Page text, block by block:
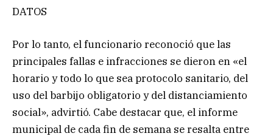
DATOS
Por lo tanto, el funcionario reconoció que las
principales fallas e infracciones se dieron en «el
horario y todo lo que sea protocolo sanitario, del
uso del barbijo obligatorio y del distanciamiento
social», advirtió. Cabe destacar que, el informe
municipal de cada fin de semana se resalta entre